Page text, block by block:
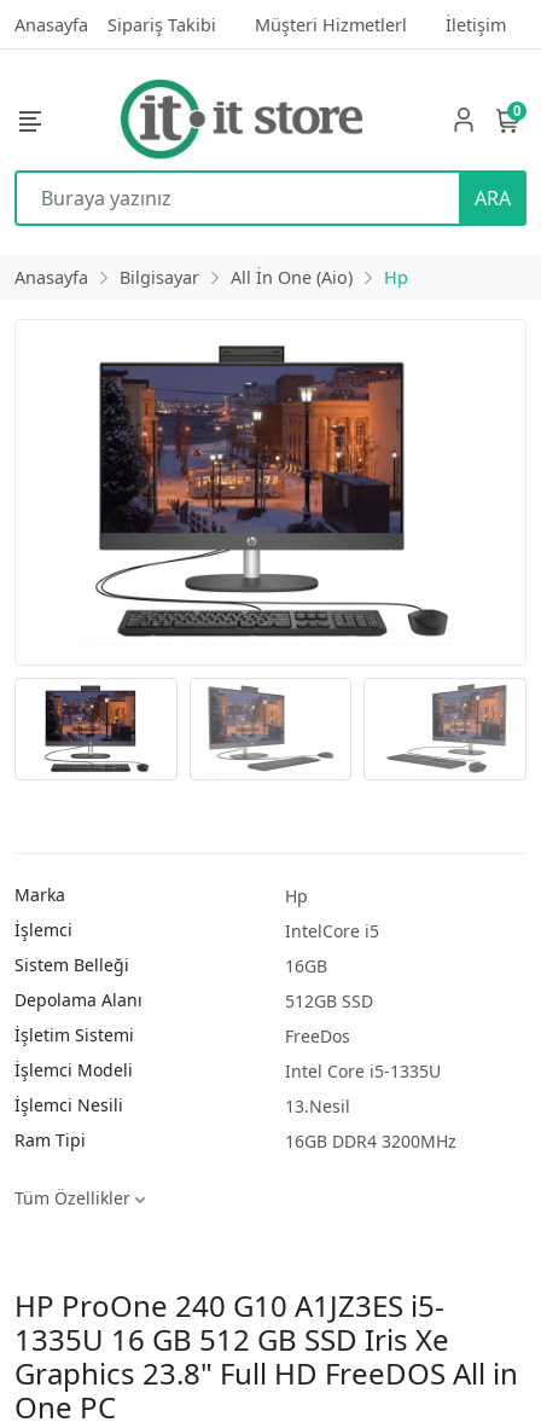
Anasayfa Sipariş Takibi Müşteri Hizmetlerl İletişim
ARA
0
Anasayfa Bilgisayar All İn One (Aio) Hp
Marka
Hp
İşlemci
IntelCore i5
Sistem Belleği
16GB
Depolama Alanı
512GB SSD
İşletim Sistemi
FreeDos
İşlemci Modeli
Intel Core i5-1335U
İşlemci Nesili
13.Nesil
Ram Tipi
16GB DDR4 3200MHz
Tüm Özellikler
HP ProOne 240 G10 A1JZ3ES i5-
1335U 16 GB 512 GB SSD Iris Xe
Graphics 23.8" Full HD FreeDOS All in
One PC